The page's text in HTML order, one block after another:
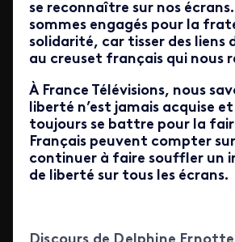
se reconnaître sur nos
sommes engagés pour la
solidarité, car tisser des liens
au creuset français qui nous
À France Télévisions, nous
liberté n’est jamais acquise
toujours se battre pour la
Français peuvent compter
continuer à faire souffler un
de liberté sur tous les écrans.